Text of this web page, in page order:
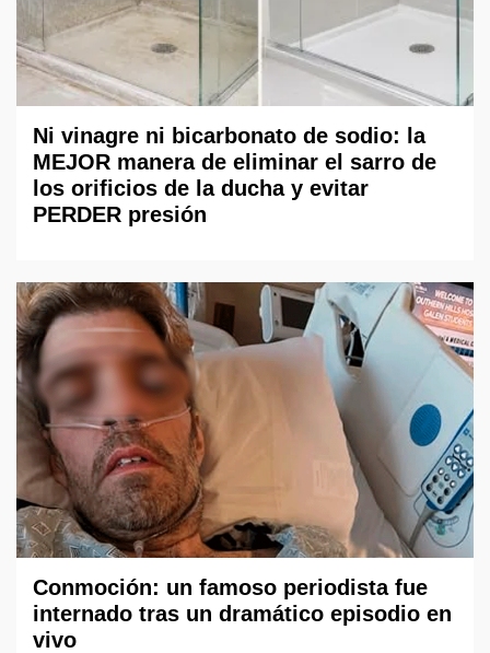
Ni vinagre ni bicarbonato de sodio: la
MEJOR manera de eliminar el sarro de
los orificios de la ducha y evitar
PERDER presión
Conmoción: un famoso periodista fue
internado tras un dramático episodio en
vivo